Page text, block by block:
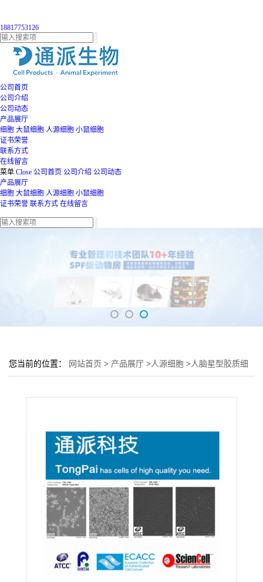
18817753126
公司首页
公司介绍
公司动态
产品展厅
细胞 大鼠细胞 人源细胞 小鼠细胞
证书荣誉
联系方式
在线留言
菜单 Close 公司首页 公司介绍 公司动态
产品展厅
细胞 大鼠细胞 人源细胞 小鼠细胞
证书荣誉 联系方式 在线留言
您当前的位置： 网站首页 > 产品展厅 >人源细胞 >人脑星型胶质细